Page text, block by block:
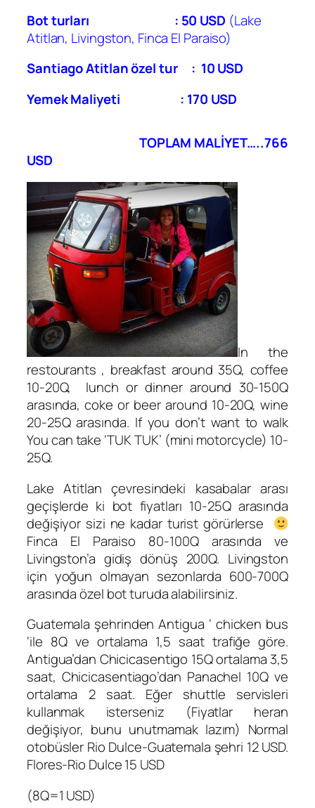
Bot turları : 50 USD (Lake
Atitlan, Livingston, Finca El Paraiso)
Santiago Atitlan özel tur : 10 USD
Yemek Maliyeti : 170 USD
TOPLAM MALİYET…..766
USD
In the
restourants , breakfast around 35Q, coffee
10-20Q, lunch or dinner around 30-150Q
arasında, coke or beer around 10-20Q, wine
20-25Q arasında. If you don’t want to walk
You can take ‘TUK TUK’ (mini motorcycle) 10-
25Q.
Lake Atitlan çevresindeki kasabalar arası
geçişlerde ki bot fiyatları 10-25Q arasında
değişiyor sizi ne kadar turist görürlerse
Finca El Paraiso 80-100Q arasında ve
Livingston’a gidiş dönüş 200Q. Livingston
için yoğun olmayan sezonlarda 600-700Q
arasında özel bot turuda alabilirsiniz.
Guatemala şehrinden Antigua ‘ chicken bus
‘ile 8Q ve ortalama 1,5 saat trafiğe göre.
Antigua’dan Chicicasentigo 15Q ortalama 3,5
saat, Chicicasentiago’dan Panachel 10Q ve
ortalama 2 saat. Eğer shuttle servisleri
kullanmak isterseniz (Fiyatlar heran
değişiyor, bunu unutmamak lazım) Normal
otobüsler Rio Dulce-Guatemala şehri 12 USD.
Flores-Rio Dulce 15 USD
(8Q=1 USD)